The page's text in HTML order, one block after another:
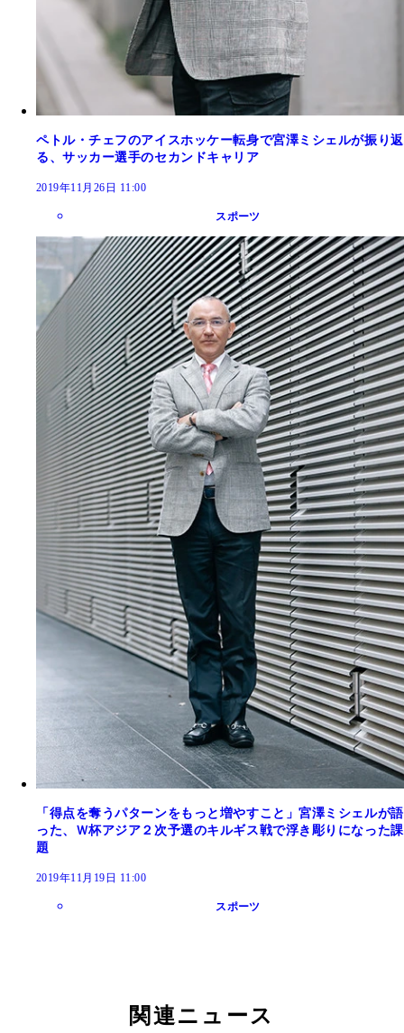
ペトル・チェフのアイスホッケー転身で宮澤ミシェルが振り返
る、サッカー選手のセカンドキャリア
2019年11月26日 11:00
スポーツ
「得点を奪うパターンをもっと増やすこと」宮澤ミシェルが語
った、Ｗ杯アジア２次予選のキルギス戦で浮き彫りになった課
題
2019年11月19日 11:00
スポーツ
関連ニュース